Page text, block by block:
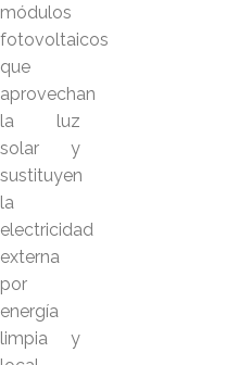
módulos
fotovoltaicos
que
aprovechan
la luz
solar y
sustituyen
la
electricidad
externa
por
energía
limpia y